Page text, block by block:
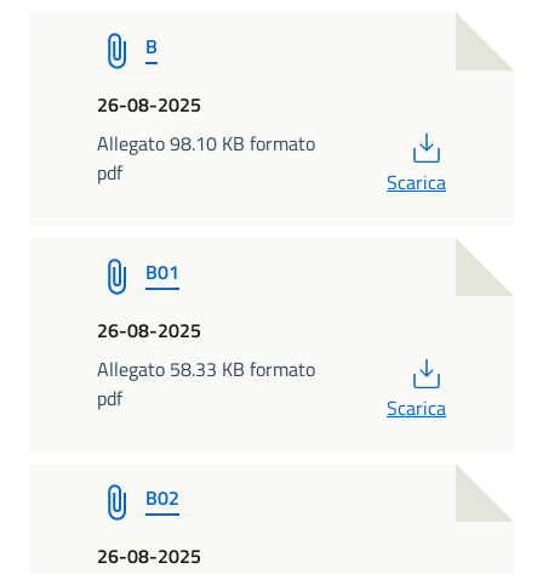
B
26-08-2025
Allegato 98.10 KB formato
pdf
Scarica
B01
26-08-2025
Allegato 58.33 KB formato
pdf
Scarica
B02
26-08-2025